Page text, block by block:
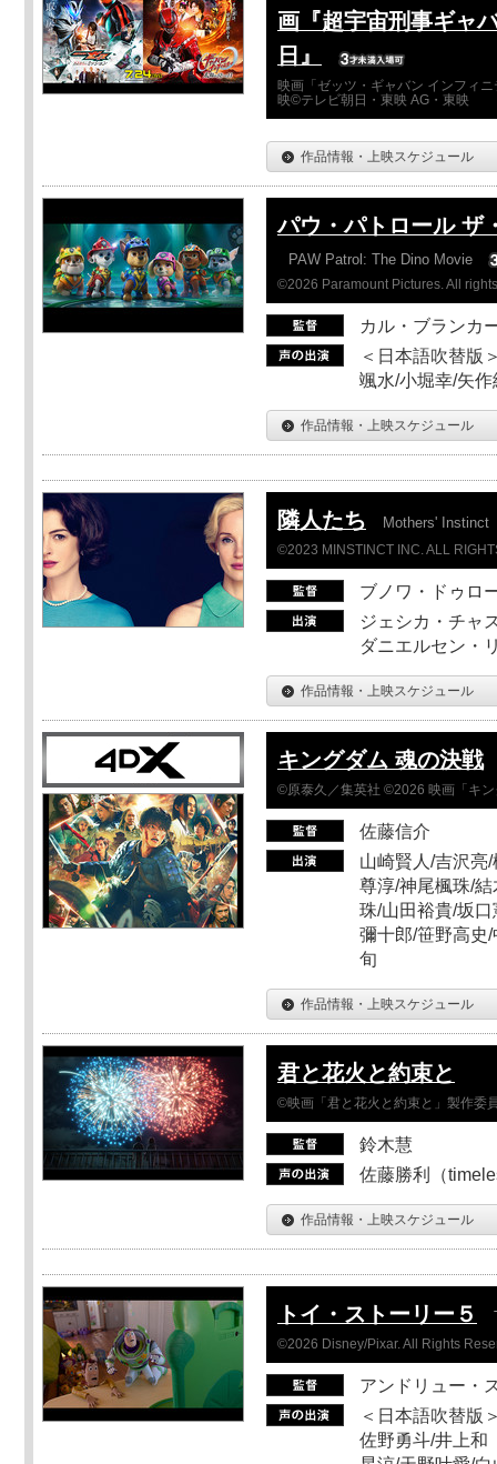
画『超宇宙刑事ギャ
日』
映画「ゼッツ・ギャバン インフィ
映©テレビ朝日・東映 AG・東映
作品情報・上映スケジュール
パウ・パトロール ザ
PAW Patrol: The Dino Movie
©2026 Paramount Pictures. All
カル・ブランカ
＜日本語吹替版
颯水/小堀幸/矢作
作品情報・上映スケジュール
隣人たち Mothers' Instinct
©2023 MINSTINCT INC. ALL
ブノワ・ドゥロ
ジェシカ・チャ
ダニエルセン・
作品情報・上映スケジュール
キングダム 魂の決戦
©原泰久／集英社 ©2026 映画「キ
佐藤信介
山崎賢人/吉沢亮
尊淳/神尾楓珠/
珠/山田裕貴/坂
彌十郎/笹野高史
旬
作品情報・上映スケジュール
君と花火と約束と
©映画「君と花火と約束と」製作委
鈴木慧
佐藤勝利（
作品情報・上映スケジュール
トイ・ストーリー５
©2026 Disney/Pixar. All Rights
アンドリュー・
＜日本語吹替版
佐野勇斗/井上和